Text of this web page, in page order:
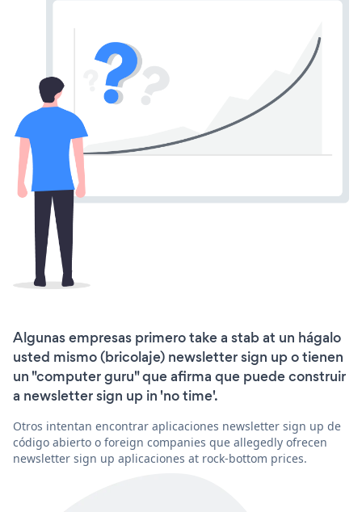
Algunas empresas primero take a stab at un hágalo
usted mismo (bricolaje) newsletter sign up o tienen
un "computer guru" que afirma que puede construir
a newsletter sign up in 'no time'.
Otros intentan encontrar aplicaciones newsletter sign up de
código abierto o foreign companies que allegedly ofrecen
newsletter sign up aplicaciones at rock-bottom prices.